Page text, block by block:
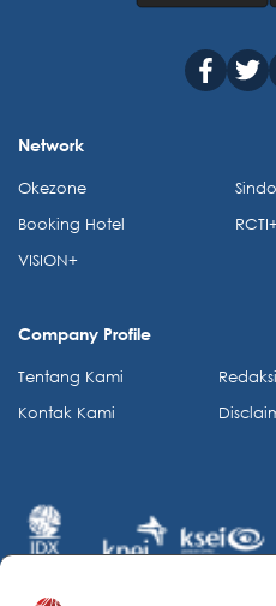
Network
Okezone
Booking Hotel
VISION+
Company Profile
Tentang Kami
Kontak Kami
Redaksi